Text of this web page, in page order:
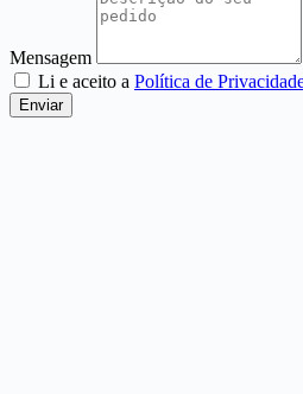
Mensagem
Li e aceito a Política de
Enviar